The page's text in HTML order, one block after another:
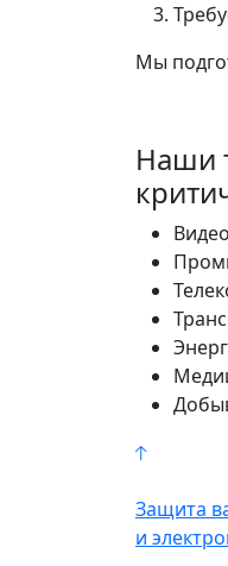
Мы
Наши
Защита
и